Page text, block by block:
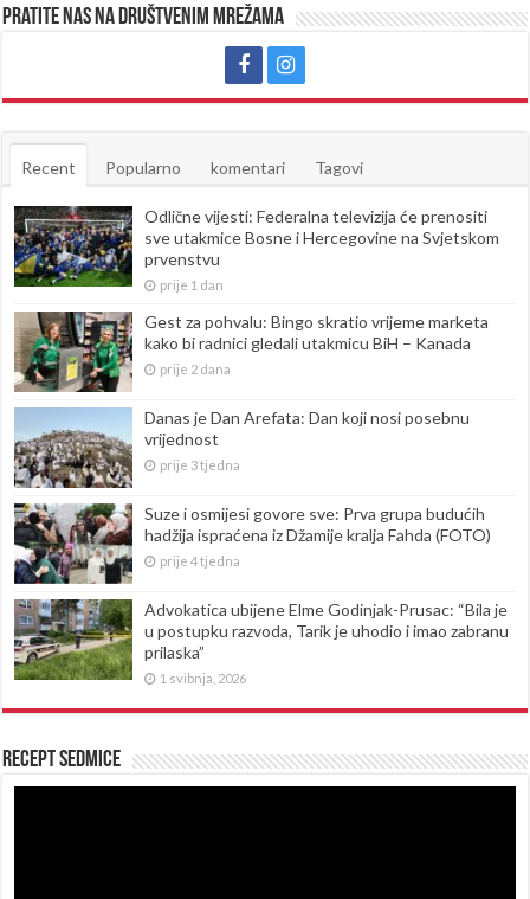
Pratite nas na društvenim mrežama
Recent Popularno komentari Tagovi
Odlične vijesti: Federalna televizija će prenositi
sve utakmice Bosne i Hercegovine na Svjetskom
prvenstvu
prije 1 dan
Gest za pohvalu: Bingo skratio vrijeme marketa
kako bi radnici gledali utakmicu BiH – Kanada
prije 2 dana
Danas je Dan Arefata: Dan koji nosi posebnu
vrijednost
prije 3 tjedna
Suze i osmijesi govore sve: Prva grupa budućih
hadžija ispraćena iz Džamije kralja Fahda (FOTO)
prije 4 tjedna
Advokatica ubijene Elme Godinjak-Prusac: “Bila je
u postupku razvoda, Tarik je uhodio i imao zabranu
prilaska”
1 svibnja, 2026
Recept sedmice